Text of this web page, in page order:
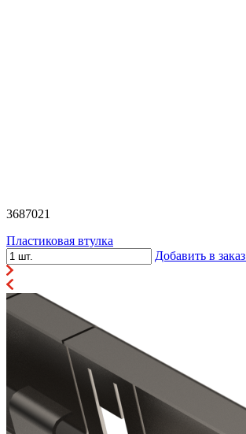
3687021
Пластиковая втулка
Добавить в заказ